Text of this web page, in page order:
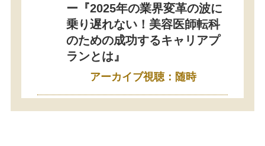
ー『2025年の業界変革の波に
乗り遅れない！美容医師転科
のための成功するキャリアプ
ランとは』
アーカイブ視聴：随時